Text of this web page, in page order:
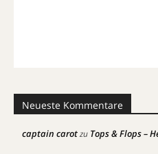
Neueste Kommentare
captain carotzu Tops & Flops –